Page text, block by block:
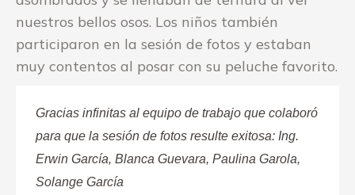
nuestros bellos osos. Los niños también
participaron en la sesión de fotos y estaban
muy contentos al posar con su peluche favorito.
Gracias infinitas al equipo de trabajo que colaboró
para que la sesión de fotos resulte exitosa: Ing.
Erwin García, Blanca Guevara, Paulina Garola,
Solange García